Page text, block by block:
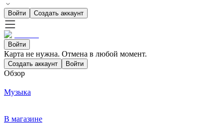
Войти Создать аккаунт
Войти
Карта не нужна. Отмена в любой момент.
Создать аккаунт Войти
Обзор
Музыка
В магазине